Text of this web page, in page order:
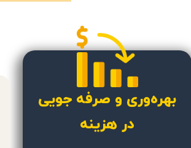
بهره‌وری و صرفه جویی
در هزینه